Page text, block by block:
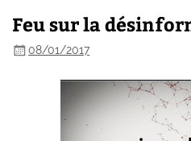
Feu sur la
08/01/2017